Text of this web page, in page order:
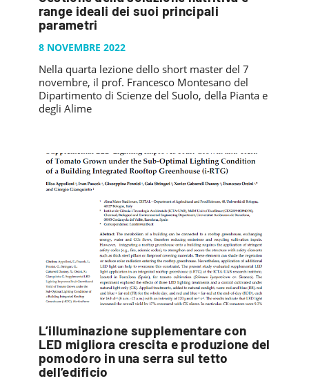
SYSMAN PROGETTI & SERVIZI SRL
TASK 3.6
TASK 3.7
TASK 3.8
TASK 3.9
TASK 3.10
PUBBLICAZIONI
ARTICOLO DELLA SETTIMANA
RASSEGNA STAMPA
TESI DI LAUREA
GALLERY
VIDEO GALLERY
CONTATTI
range ideali dei suoi principali
parametri
8 NOVEMBRE 2022
Nella quarta lezione dello short master del 7
novembre, il prof. Francesco Montesano del
Dipartimento di Scienze del Suolo, della Pianta e
degli Alime
L’illuminazione supplementare con
LED migliora crescita e produzione del
pomodoro in una serra sul tetto
dell’edificio